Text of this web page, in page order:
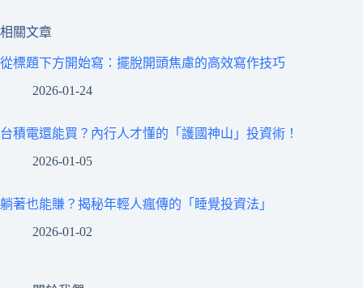
相關文章
從標題下方開始寫：擺脫開頭焦慮的高效寫作技巧
2026-01-24
台積電還能買？內行人才懂的「護國神山」投資術！
2026-01-05
躺著也能賺？揭秘年輕人瘋傳的「睡覺投資法」
2026-01-02